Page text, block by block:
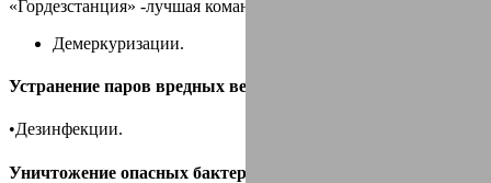
«Гордезстанция» -лучшая команда по:
Демеркуризации.
Устранение паров вредных веществ и ртути.
•Дезинфекции.
Уничтожение опасных бактерий и микробов.